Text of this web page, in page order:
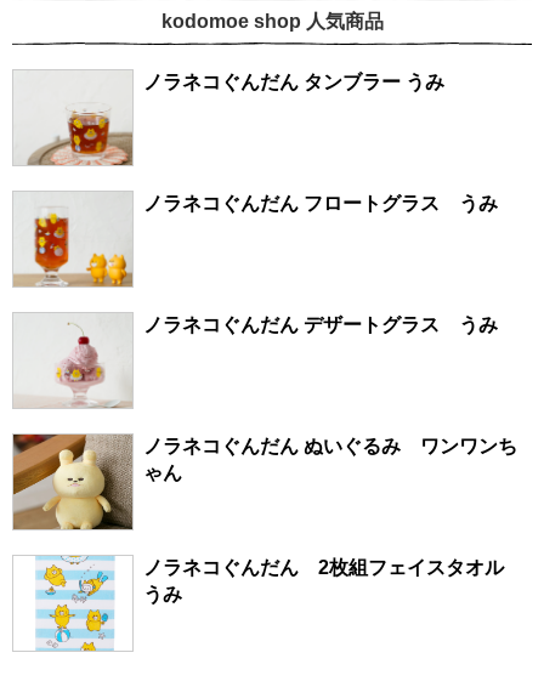
kodomoe shop 人気商品
ノラネコぐんだん タンブラー うみ
ノラネコぐんだん フロートグラス うみ
ノラネコぐんだん デザートグラス うみ
ノラネコぐんだん ぬいぐるみ ワンワンち
ゃん
ノラネコぐんだん 2枚組フェイスタオル
うみ